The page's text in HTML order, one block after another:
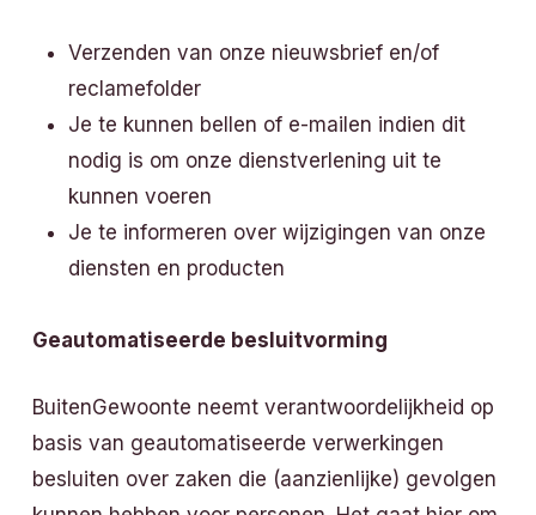
Verzenden van onze nieuwsbrief en/of
reclamefolder
Je te kunnen bellen of e-mailen indien dit
nodig is om onze dienstverlening uit te
kunnen voeren
Je te informeren over wijzigingen van onze
diensten en producten
Geautomatiseerde besluitvorming
BuitenGewoonte neemt verantwoordelijkheid op
basis van geautomatiseerde verwerkingen
besluiten over zaken die (aanzienlijke) gevolgen